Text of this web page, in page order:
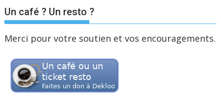
Un café ? Un resto ?
Merci pour votre soutien et vos encouragements.